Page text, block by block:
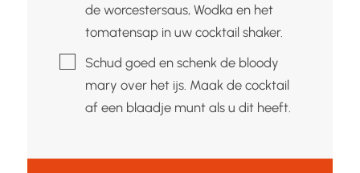
de worcestersaus, Wodka en het
tomatensap in uw cocktail shaker.
▢Schud goed en schenk de bloody
mary over het ijs. Maak de cocktail
af een blaadje munt als u dit heeft.